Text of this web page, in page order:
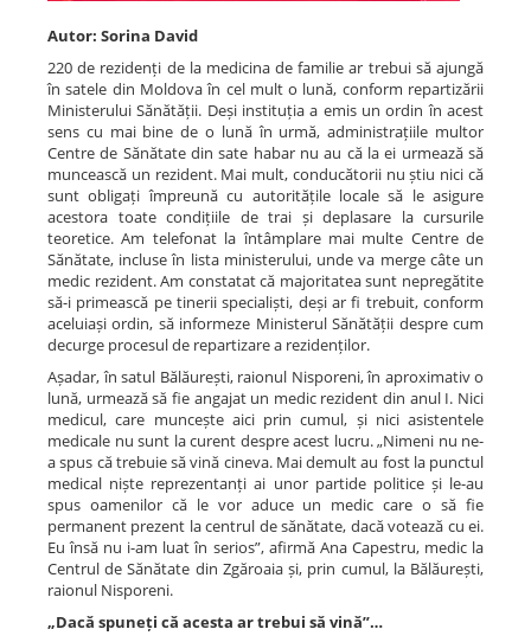
Autor: Sorina David
220 de rezidenți de la medicina de familie ar trebui să ajungă
în satele din Moldova în cel mult o lună, conform repartizării
Ministerului Sănătății. Deși instituția a emis un ordin în acest
sens cu mai bine de o lună în urmă, administrațiile multor
Centre de Sănătate din sate habar nu au că la ei urmează să
muncească un rezident. Mai mult, conducătorii nu știu nici că
sunt obligați împreună cu autoritățile locale să le asigure
acestora toate condițiile de trai și deplasare la cursurile
teoretice. Am telefonat la întâmplare mai multe Centre de
Sănătate, incluse în lista ministerului, unde va merge câte un
medic rezident. Am constatat că majoritatea sunt nepregătite
să-i primească pe tinerii specialiști, deși ar fi trebuit, conform
aceluiași ordin, să informeze Ministerul Sănătății despre cum
decurge procesul de repartizare a rezidenților.
Așadar, în satul Bălăurești, raionul Nisporeni, în aproximativ o
lună, urmează să fie angajat un medic rezident din anul I. Nici
medicul, care muncește aici prin cumul, și nici asistentele
medicale nu sunt la curent despre acest lucru. „Nimeni nu ne-
a spus că trebuie să vină cineva. Mai demult au fost la punctul
medical niște reprezentanți ai unor partide politice și le-au
spus oamenilor că le vor aduce un medic care o să fie
permanent prezent la centrul de sănătate, dacă votează cu ei.
Eu însă nu i-am luat în serios”, afirmă Ana Capestru, medic la
Centrul de Sănătate din Zgăroaia și, prin cumul, la Bălăurești,
raionul Nisporeni.
„Dacă spuneți că acesta ar trebui să vină”…